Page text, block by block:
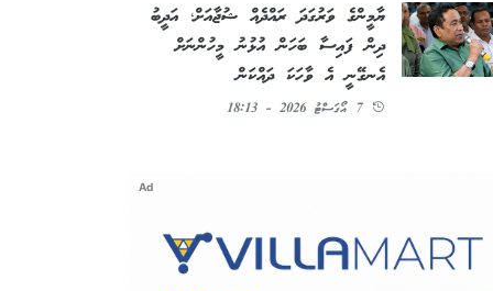
ޔާމީންގެ ވަރުގަދަ ރައްދެއް ޝުޖާއަށް؛ އަދީބު
ދިން ފައިސާ ބަހަން އުޅުނު މީހުންނަށް
އެނގޭނީ އެ ވާހަކަ ދައްކަން
7 އޯގަސްޓު 2026 - 18:13
Ad